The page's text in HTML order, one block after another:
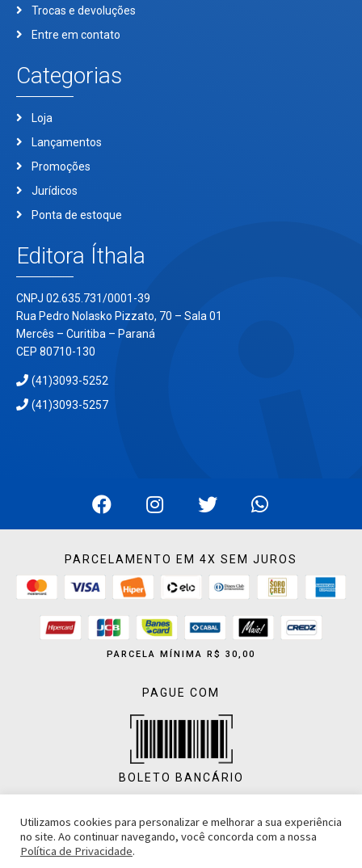
Trocas e devoluções
Entre em contato
Categorias
Loja
Lançamentos
Promoções
Jurídicos
Ponta de estoque
Editora Íthala
CNPJ 02.635.731/0001-39
Rua Pedro Nolasko Pizzato, 70 – Sala 01
Mercês – Curitiba – Paraná
CEP 80710-130
(41)3093-5252
(41)3093-5257
PARCELAMENTO EM 4X SEM JUROS
PARCELA MÍNIMA R$ 30,00
PAGUE COM
BOLETO BANCÁRIO
Utilizamos cookies para personalizar e melhorar a sua experiência
no site. Ao continuar navegando, você concorda com a nossa
Política de Privacidade.